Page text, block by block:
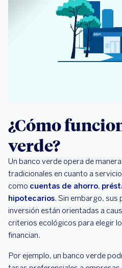
¿Cómo
verde?
Un banco verde opera de
tradicionales en cuanto a
como cuentas de ahorro,
hipotecarios. Sin embargo,
inversión están orientadas a
criterios ecológicos para elegir
financian.
Por ejemplo, un banco verde